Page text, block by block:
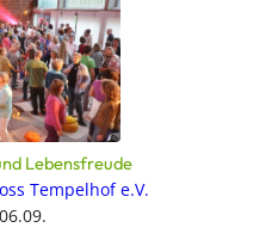
Lebensfreude
Tempelhof e.V.